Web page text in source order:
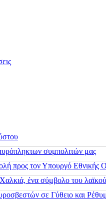
συμπολιτών μας
προς τον Υπουργό
ένα σύμβολο του
σε Γύθειο και